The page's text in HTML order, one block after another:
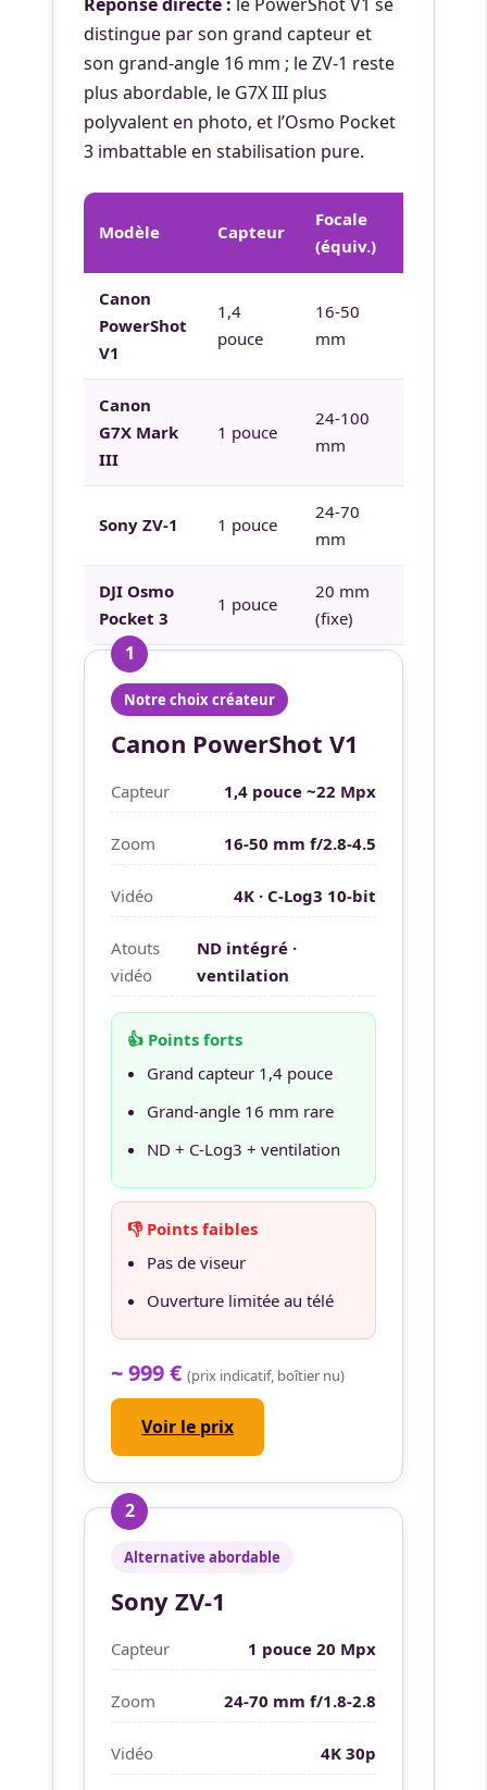
distingue par son grand capteur et
son grand-angle 16 mm ; le ZV-1 reste
plus abordable, le G7X III plus
polyvalent en photo, et l’Osmo Pocket
3 imbattable en stabilisation pure.
Modèle Capteur
Focale
(équiv.)
Canon
PowerShot
V1
1,4
pouce
16-50
mm
Canon
G7X Mark
III
1 pouce
24-100
mm
Sony ZV-1 1 pouce
24-70
mm
DJI Osmo
Pocket 3
1 pouce
20 mm
(fixe)
1
Notre choix créateur
Canon PowerShot V1
Capteur 1,4 pouce ~22 Mpx
Zoom 16-50 mm f/2.8-4.5
Vidéo 4K · C-Log3 10-bit
Atouts
vidéo
ND intégré ·
ventilation
👍 Points forts
Grand capteur 1,4 pouce
Grand-angle 16 mm rare
ND + C-Log3 + ventilation
👎 Points faibles
Pas de viseur
Ouverture limitée au télé
~ 999 € (prix indicatif, boîtier nu)
Voir le prix
2
Alternative abordable
Sony ZV-1
Capteur 1 pouce 20 Mpx
Zoom 24-70 mm f/1.8-2.8
Vidéo 4K 30p